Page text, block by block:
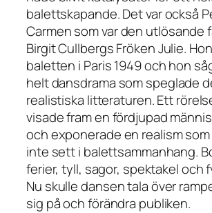
balettskapande. Det var också
Carmensom var den utlösande
Birgit CullbergsFröken Julie.
baletten i Paris 1949 och hon
helt dansdrama som speglade
realistiska litteraturen. Ett
visade fram en fördjupad
och exponerade en realism
inte sett i balettsammanhang.
ferier, tyll, sagor, spektakel och
Nu skulle dansen tala över
sig på och förändra publiken.